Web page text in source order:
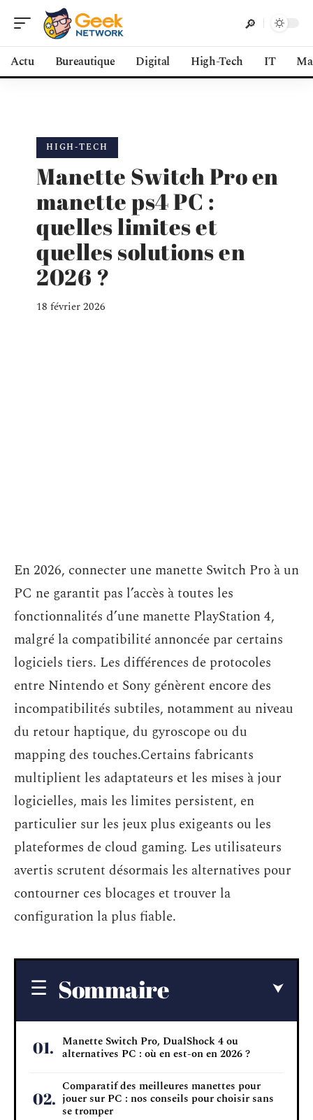
Actu Bureautique Digital High-Tech IT
HIGH-TECH
Manette Switch Pro en
manette ps4 PC :
quelles limites et
quelles solutions en
2026 ?
18 février 2026
En 2026, connecter une manette Switch Pro à un
PC ne garantit pas l’accès à toutes les
fonctionnalités d’une manette PlayStation 4,
malgré la compatibilité annoncée par certains
logiciels tiers. Les différences de protocoles
entre Nintendo et Sony génèrent encore des
incompatibilités subtiles, notamment au niveau
du retour haptique, du gyroscope ou du
mapping des touches.Certains fabricants
multiplient les adaptateurs et les mises à jour
logicielles, mais les limites persistent, en
particulier sur les jeux plus exigeants ou les
plateformes de cloud gaming. Les utilisateurs
avertis scrutent désormais les alternatives pour
contourner ces blocages et trouver la
configuration la plus fiable.
Sommaire
Manette Switch Pro, DualShock 4 ou
alternatives PC : où en est-on en 2026 ?
Comparatif des meilleures manettes pour
jouer sur PC : nos conseils pour choisir sans
se tromper